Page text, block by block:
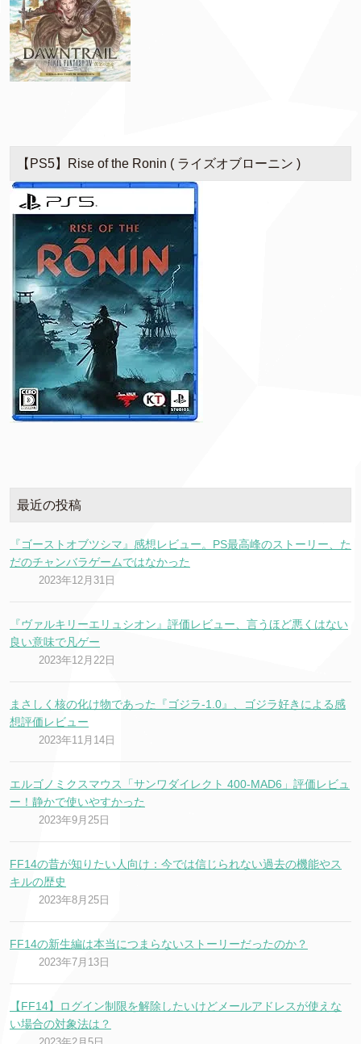
【PS5】Rise of the Ronin ( ライズオブローニン )
最近の投稿
『ゴーストオブツシマ』感想レビュー。PS最高峰のストーリー、た
だのチャンバラゲームではなかった
2023年12月31日
『ヴァルキリーエリュシオン』評価レビュー、言うほど悪くはない
良い意味で凡ゲー
2023年12月22日
まさしく核の化け物であった『ゴジラ-1.0』、ゴジラ好きによる感
想評価レビュー
2023年11月14日
エルゴノミクスマウス「サンワダイレクト 400-MAD6」評価レビュ
ー！静かで使いやすかった
2023年9月25日
FF14の昔が知りたい人向け：今では信じられない過去の機能やス
キルの歴史
2023年8月25日
FF14の新生編は本当につまらないストーリーだったのか？
2023年7月13日
【FF14】ログイン制限を解除したいけどメールアドレスが使えな
い場合の対象法は？